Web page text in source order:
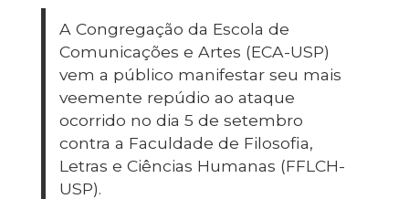
A Congregação da Escola de
Comunicações e Artes (ECA-USP)
vem a público manifestar seu mais
veemente repúdio ao ataque
ocorrido no dia 5 de setembro
contra a Faculdade de Filosofia,
Letras e Ciências Humanas (FFLCH-
USP).